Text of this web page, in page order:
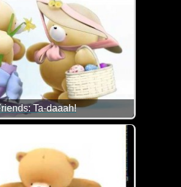
Ta-daaah!
wünschen dir die Bärchen und ich...